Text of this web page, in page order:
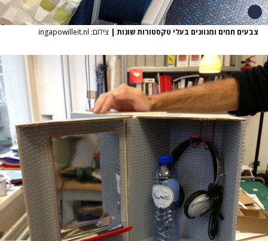
צבעים חמים ומגוונים בעלי טקסטורות שונות צילום: ingapowilleit.nl